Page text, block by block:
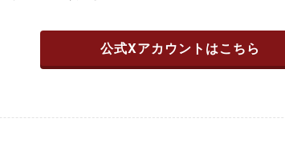
公式Xアカウントはこちら